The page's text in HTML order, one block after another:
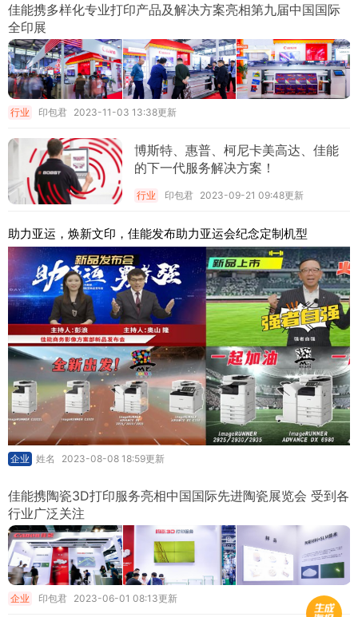
佳能携多样化专业打印产品及解决方案亮相第九届中国国际
全印展
行业 印包君 2023-11-03 13:38更新
博斯特、惠普、柯尼卡美高达、佳能
的下一代服务解决方案！
行业 印包君 2023-09-21 09:48更新
助力亚运，焕新文印，佳能发布助力亚运会纪念定制机型
企业 姓名 2023-08-08 18:59更新
佳能携陶瓷3D打印服务亮相中国国际先进陶瓷展览会 受到各
行业广泛关注
企业 印包君 2023-06-01 08:13更新